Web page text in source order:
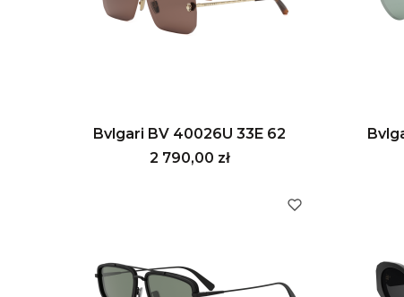
Bvlgari BV 40026U 33E 62
Cena
2 790,00 zł